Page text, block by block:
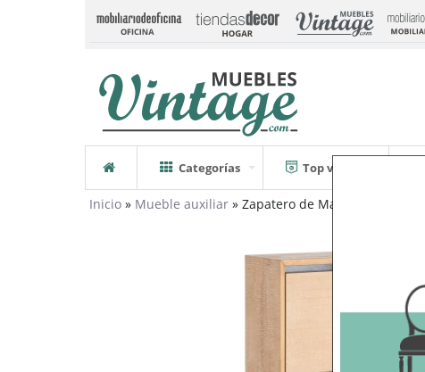
Categorías Top ventas
Inicio » Mueble auxiliar » Zapatero de Madera de